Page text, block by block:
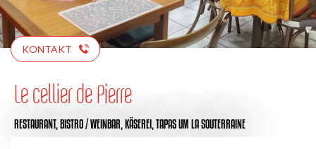
KONTAKT
Le cellier de Pierre
RESTAURANT, BISTRO / WEINBAR, KÄSEREI, TAPASUM LA SOUTERRAINE